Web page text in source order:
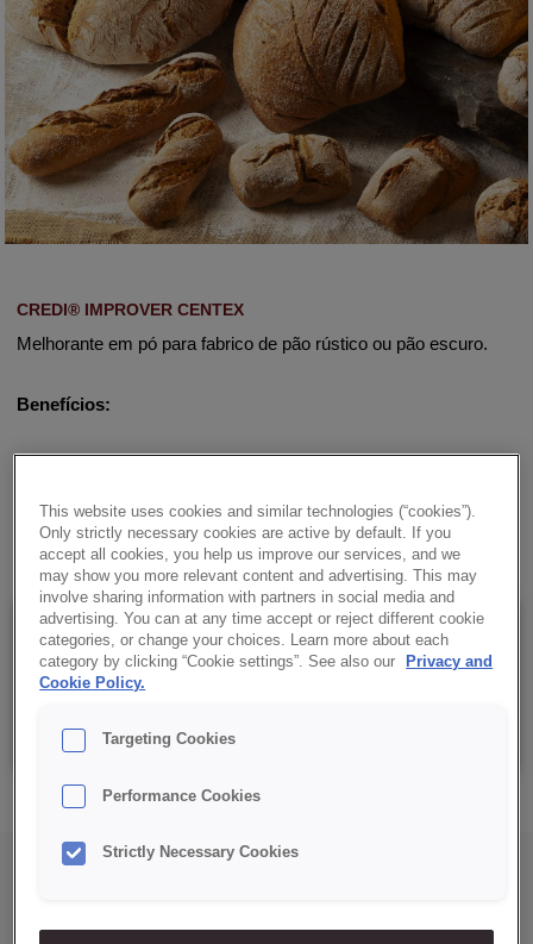
CREDI® IMPROVER CENTEX
Melhorante em pó para fabrico de pão rústico ou pão escuro.
Benefícios:
✔ Apto para linhas automáticas.
Details
This website uses cookies and similar technologies (“cookies”).
Only strictly necessary cookies are active by default. If you
accept all cookies, you help us improve our services, and we
may show you more relevant content and advertising. This may
involve sharing information with partners in social media and
advertising. You can at any time accept or reject different cookie
categories, or change your choices. Learn more about each
category by clicking “Cookie settings”. See also our
Privacy and
Cookie Policy.
Targeting Cookies
Performance Cookies
Strictly Necessary Cookies